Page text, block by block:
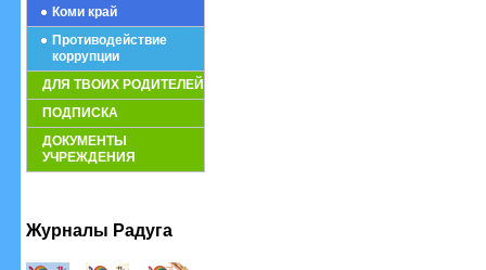
Коми край
Противодействие
коррупции
ДЛЯ ТВОИХ РОДИТЕЛЕЙ
ПОДПИСКА
ДОКУМЕНТЫ
УЧРЕЖДЕНИЯ
Журналы Радуга